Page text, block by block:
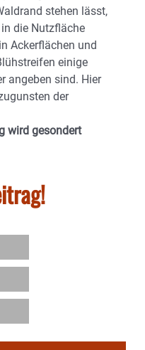
stehen lässt,
die Nutzfläche
Ackerflächen und
einige
angeben sind. Hier
der
wird gesondert